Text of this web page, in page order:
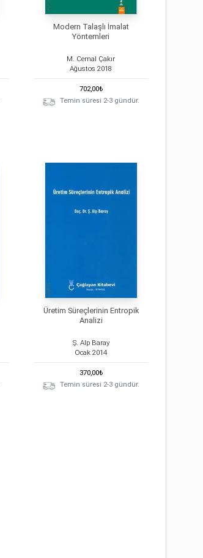
Modern Talaşlı İmalat
Yöntemleri
M. Cemal Çakır
Ağustos 2018
702,00₺
Temin süresi 2-3 gündür.
Üretim Süreçlerinin Entropik
Analizi
Ş. Alp Baray
Ocak 2014
370,00₺
Temin süresi 2-3 gündür.